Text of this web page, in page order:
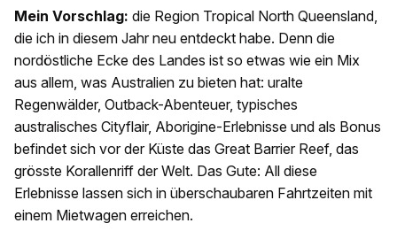
Mein Vorschlag: die Region Tropical North Queensland,
die ich in diesem Jahr neu entdeckt habe. Denn die
nordöstliche Ecke des Landes ist so etwas wie ein Mix
aus allem, was Australien zu bieten hat: uralte
Regenwälder, Outback-Abenteuer, typisches
australisches Cityflair, Aborigine-Erlebnisse und als Bonus
befindet sich vor der Küste das Great Barrier Reef, das
grösste Korallenriff der Welt. Das Gute: All diese
Erlebnisse lassen sich in überschaubaren Fahrtzeiten mit
einem Mietwagen erreichen.